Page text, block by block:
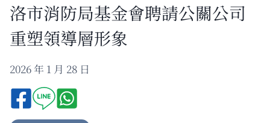
洛市消防局基金會聘請公關公司
重塑領導層形象
2026 年 1 月 28 日